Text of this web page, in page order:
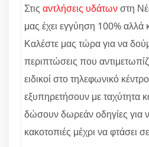
Στις αντλήσεις υδάτωνστη
μας έχει εγγύηση 100% αλλά
Καλέστε μας τώρα για να
περιπτώσεις που
ειδικοί στο τηλεφωνικό
εξυπηρετήσουν με ταχύτητα
δώσουν δωρεάν οδηγίες για
κακοτοπιές μέχρι να φτάσει